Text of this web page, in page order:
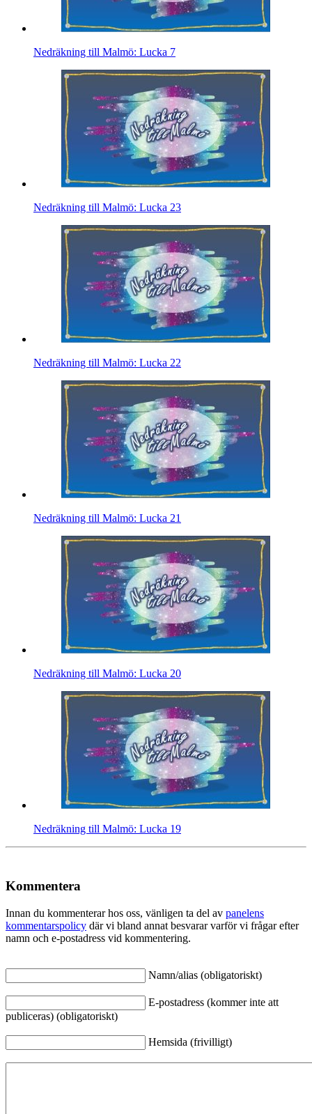
Nedräkning till Malmö: Lucka 7
Nedräkning till Malmö: Lucka 23
Nedräkning till Malmö: Lucka 22
Nedräkning till Malmö: Lucka 21
Nedräkning till Malmö: Lucka 20
Nedräkning till Malmö: Lucka 19
Kommentera
Innan du kommenterar hos oss, vänligen ta del av panelens
kommentarspolicy där vi bland annat besvarar varför vi frågar efter
namn och e-postadress vid kommentering.
Namn/alias (obligatoriskt)
E-postadress (kommer inte att
publiceras) (obligatoriskt)
Hemsida (frivilligt)